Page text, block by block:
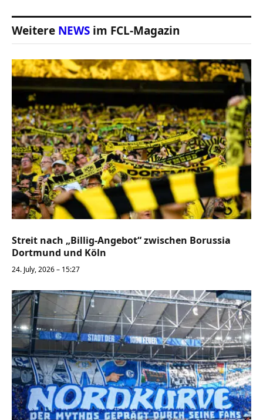
Weitere NEWS im FCL-Magazin
Streit nach „Billig-Angebot“ zwischen Borussia
Dortmund und Köln
24. July, 2026 – 15:27